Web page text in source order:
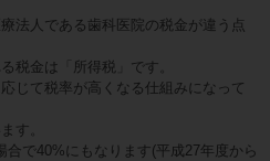
法人である歯科医院の税金が違う点
税金は「所得税」です。
じて税率が高くなる仕組みになって
す。
合で40%にもなります(平成27年度から